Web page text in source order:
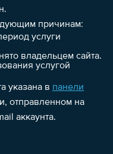
причинам:
услуги
владельцем сайта.
услугой
указана в панели
отправленном на
аккаунта.